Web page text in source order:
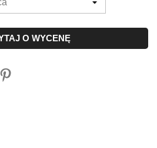
O WYCENĘ